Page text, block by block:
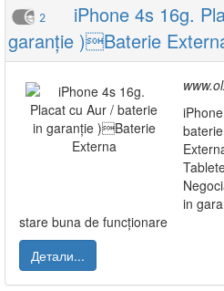
2
iPhone 4s 16g.
garanție )Baterie
in
stare buna de funcționare
Детали...